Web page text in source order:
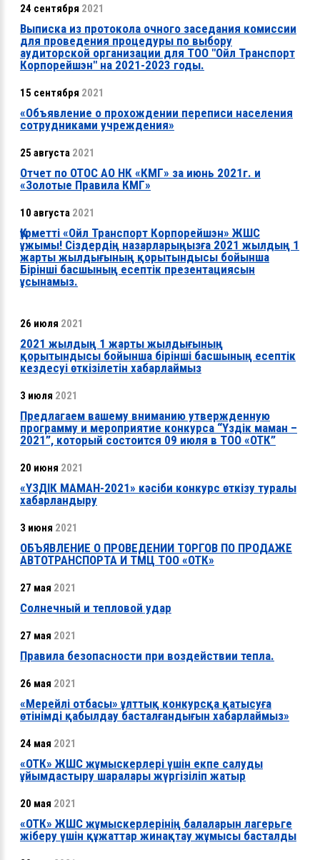
24 сентября 2021
Выписка из протокола очного заседания комиссии
для проведения процедуры по выбору
аудиторской организации для ТОО "Ойл Транспорт
Корпорейшэн" на 2021-2023 годы.
15 сентября 2021
«Объявление о прохождении переписи населения
сотрудниками учреждения»
25 августа 2021
Отчет по ОТОС АО НК «КМГ» за июнь 2021г. и
«Золотые Правила КМГ»
10 августа 2021
Құрметті «Ойл Транспорт Корпорейшэн» ЖШС
ұжымы! Сіздердің назарларыңызға 2021 жылдың 1
жарты жылдығының қорытындысы бойынша
Бірінші басшының есептік презентациясын
ұсынамыз.
26 июля 2021
2021 жылдың 1 жарты жылдығының
қорытындысы бойынша бірінші басшының есептік
кездесуі өткізілетін хабарлаймыз
3 июля 2021
Предлагаем вашему вниманию утвержденную
программу и мероприятие конкурса “Үздік маман –
2021”, который состоится 09 июля в ТОО «ОТК”
20 июня 2021
«ҮЗДІК МАМАН-2021» кәсіби конкурс өткізу туралы
хабарландыру
3 июня 2021
ОБЪЯВЛЕНИЕ О ПРОВЕДЕНИИ ТОРГОВ ПО ПРОДАЖЕ
АВТОТРАНСПОРТА И ТМЦ ТОО «ОТК»
27 мая 2021
Солнечный и тепловой удар
27 мая 2021
Правила безопасности при воздействии тепла.
26 мая 2021
«Мерейлі отбасы» ұлттық конкурсқа қатысуға
өтінімді қабылдау басталғандығын хабарлаймыз»
24 мая 2021
«ОТК» ЖШС жұмыскерлері үшін екпе салуды
ұйымдастыру шаралары жүргізіліп жатыр
20 мая 2021
«ОТК» ЖШС жұмыскерлерінің балаларын лагерьге
жіберу үшін құжаттар жинақтау жұмысы басталды